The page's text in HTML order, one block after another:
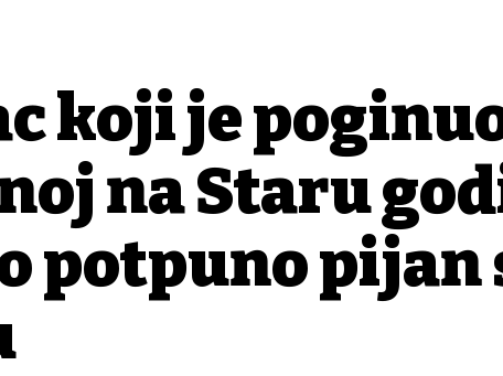
koji je
na Staru
potpuno